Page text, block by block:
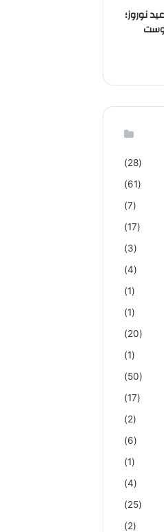
نوروز؛
(28)
(61)
(7)
(17)
(3)
(4)
(1)
(1)
(20)
(1)
(50)
(17)
(2)
(6)
(1)
(4)
(25)
(2)